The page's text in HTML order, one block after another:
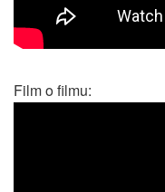
Film o filmu: